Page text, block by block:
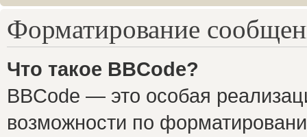
Форматирование
Что такое BBCode?
BBCode — это особая
возможности по